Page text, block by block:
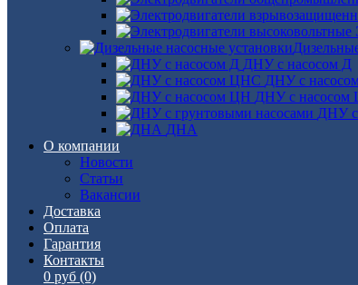
ДНУ с насосом Д
ДНУ с
ДНУ с насосом
ДНУ с
ДНА
О компании
Новости
Статьи
Вакансии
Доставка
Оплата
Гарантия
Контакты
0 руб (0)